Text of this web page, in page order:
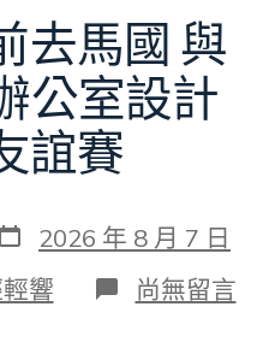
去馬國 與
公室設計
誼賽
發
表
2026 年 8 月 7 日
響 在
〈切
尚無留言